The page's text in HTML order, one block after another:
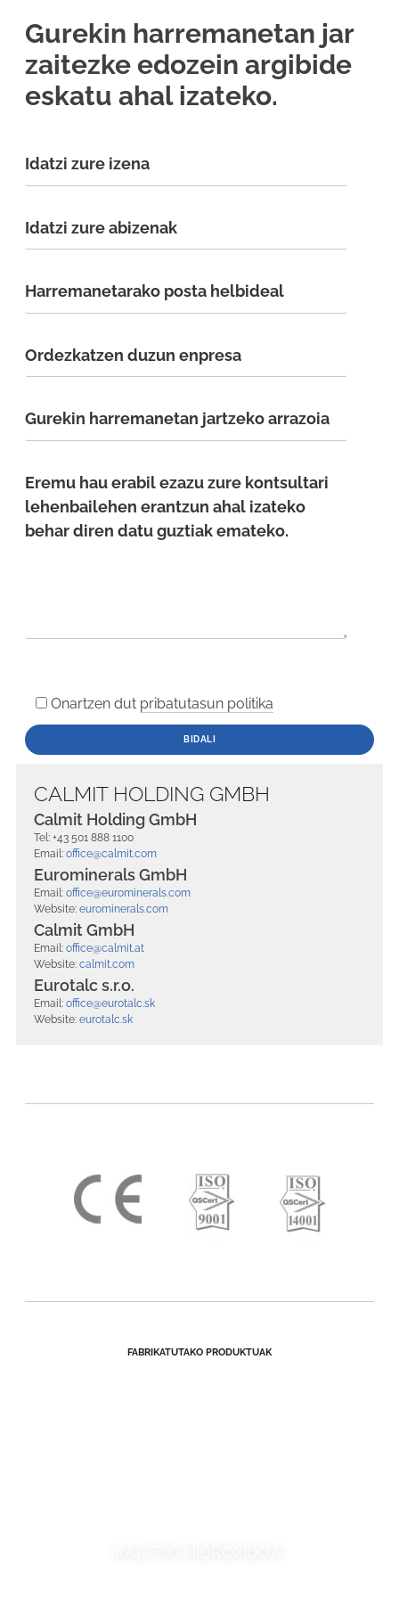
Gurekin harremanetan jar
zaitezke edozein argibide
eskatu ahal izateko.
Onartzen dut pribatutasun politika
CALMIT HOLDING GMBH
Calmit Holding GmbH
Tel: +43 501 888 1100
Email: office@calmit.com
Eurominerals GmbH
Email: office@eurominerals.com
Website: eurominerals.com
Calmit GmbH
Email: office@calmit.at
Website: calmit.com
Eurotalc s.r.o.
Email: office@eurotalc.sk
Website: eurotalc.sk
FABRIKATUTAKO PRODUKTUAK